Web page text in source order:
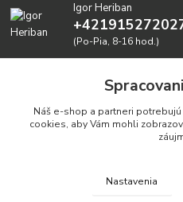
Igor Heriban
(Po-Pia, 8-16 hod.)
Realizujeme prírodné
Náš e-shop a partneri potrebujú
cookies, aby Vám mohli
Nastavenia